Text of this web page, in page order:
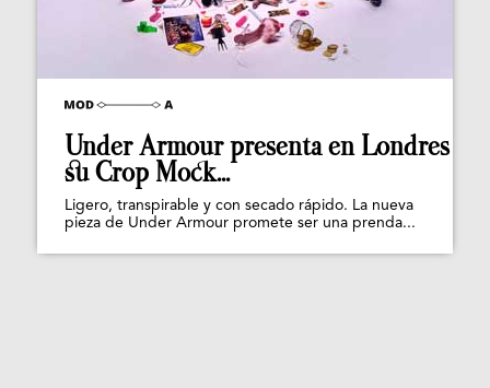
Under Armour presenta en Londres
su Crop Mock...
Ligero, transpirable y con secado rápido. La nueva
pieza de Under Armour promete ser una prenda...